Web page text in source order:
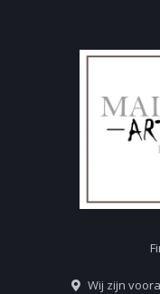
Wij zijn